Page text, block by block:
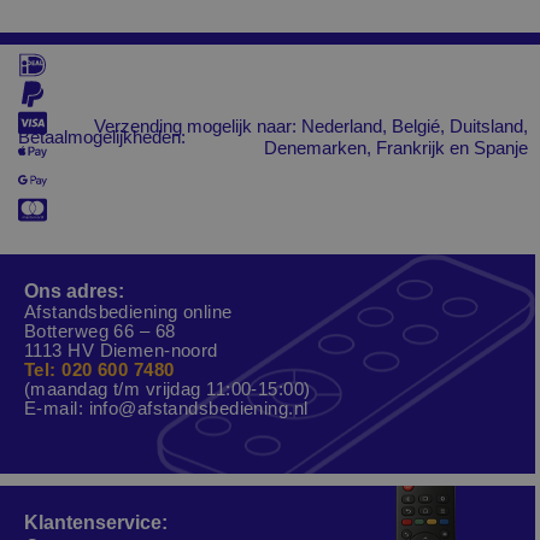
Betaalmogelijkheden:
Verzending mogelijk naar: Nederland, Belgié, Duitsland,
Denemarken, Frankrijk en Spanje
Ons adres:
Afstandsbediening online
Botterweg 66 – 68
1113 HV Diemen-noord
Tel: 020 600 7480
(maandag t/m vrijdag 11:00-15:00)
E-mail: info@afstandsbediening.nl
Klantenservice: